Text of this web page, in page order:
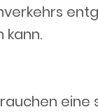
kann.